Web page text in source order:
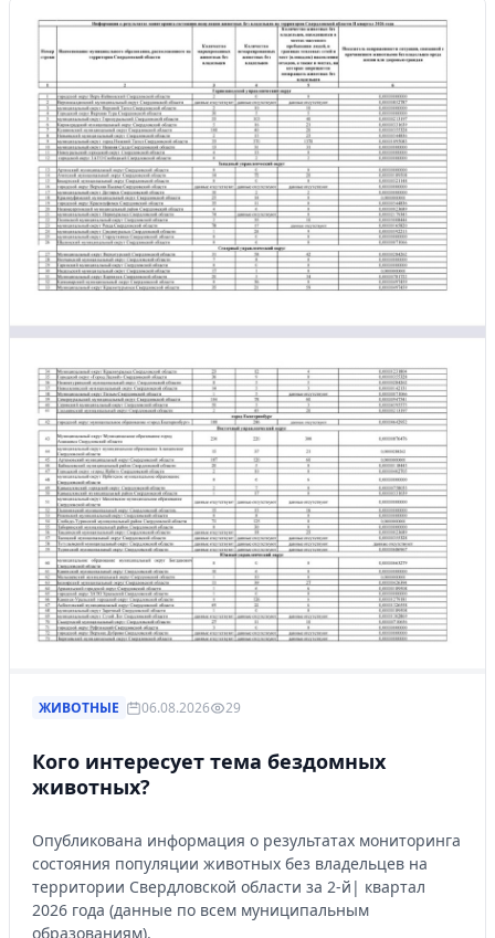
ЖИВОТНЫЕ 06.08.2026 29
Кого интересует тема бездомных
животных?
Опубликована информация о результатах мониторинга
состояния популяции животных без владельцев на
территории Свердловской области за 2-й| квартал
2026 года (данные по всем муниципальным
образованиям).